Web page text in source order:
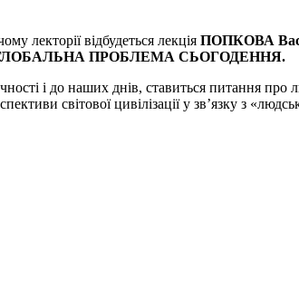
лекторії відбудеться лекція ПОПКОВА
ПРОБЛЕМА СЬОГОДЕННЯ.
і до наших днів, ставиться питання
світової цивілізації у зв’язку з